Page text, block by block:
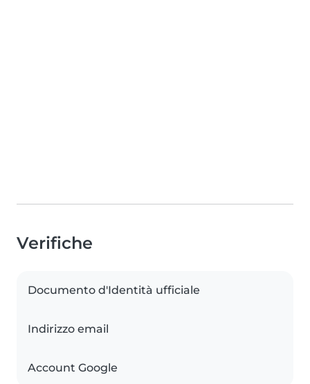
Verifiche
Documento d'Identità ufficiale
Indirizzo email
Account Google